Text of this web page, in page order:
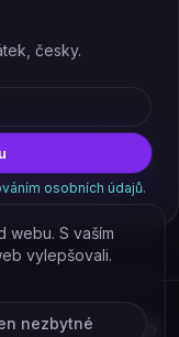
česky.
osobních údajů.
katalogu, cena pro
webu. S vaším
vylepšovali.
nezbytné